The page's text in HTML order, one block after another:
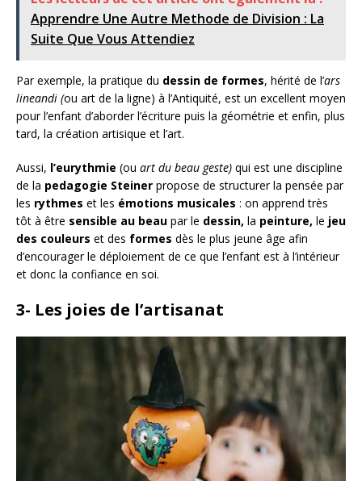
Apprendre Une Autre Methode de Division : La
Suite Que Vous Attendiez
Par exemple, la pratique du dessin de formes, hérité de l’ars
lineandi (ou art de la ligne) à l’Antiquité, est un excellent moyen
pour l’enfant d’aborder l’écriture puis la géométrie et enfin, plus
tard, la création artisique et l’art.
Aussi, l’eurythmie (ou art du beau geste) qui est une discipline
de la pedagogie Steiner propose de structurer la pensée par
les rythmes et les émotions musicales : on apprend très
tôt à être sensible au beau par le dessin, la peinture, le jeu
des couleurs et des formes dès le plus jeune âge afin
d’encourager le déploiement de ce que l’enfant est à l’intérieur
et donc la confiance en soi.
3- Les joies de l’artisanat